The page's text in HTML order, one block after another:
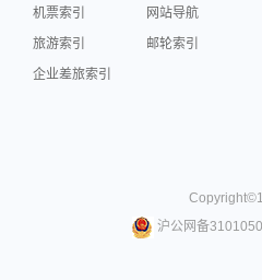
机票索引
网站导航
旅游索引
邮轮索引
企业差旅索引
Copyright©
沪公网备